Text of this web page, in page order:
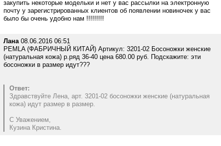
закупить некоторые модельки и нет у вас рассылки на электронную
почту у зарегистрированных клиентов об появлении новиночек у вас
было бы очень удобно нам !!!!!!!!!
Лана08.06.2016 06:51
PEMLA (ФАБРИЧНЫЙ КИТАЙ) Артикул: 3201-02 Босоножки женские
(натуральная кожа) р.ряд 36-40 цена 680.00 руб. Подскажите: эти
босоножки в размер идут???
Ответ:
Здравствуйте Лена, арт. 3201-02 босоножки женские (натуральная
кожа) идут размер в размер.
С Уважением,
Кузина Кристина.